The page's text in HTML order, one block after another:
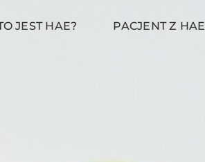
JEST HAE? PACJENT Z HAE